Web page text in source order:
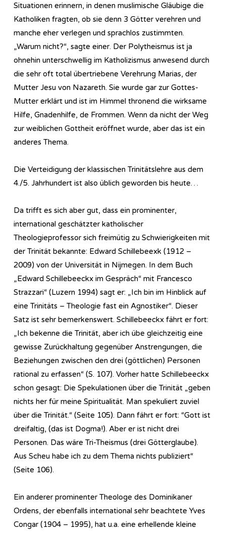
Situationen erinnern, in denen muslimische Gläubige die
Katholiken fragten, ob sie denn 3 Götter verehren und
manche eher verlegen und sprachlos zustimmten.
„Warum nicht?“, sagte einer. Der Polytheismus ist ja
ohnehin unterschwellig im Katholizismus anwesend durch
die sehr oft total übertriebene Verehrung Marias, der
Mutter Jesu von Nazareth. Sie wurde gar zur Gottes-
Mutter erklärt und ist im Himmel thronend die wirksame
Hilfe, Gnadenhilfe, de Frommen. Wenn da nicht der Weg
zur weiblichen Gottheit eröffnet wurde, aber das ist ein
anderes Thema.
Die Verteidigung der klassischen Trinitätslehre aus dem
4./5. Jahrhundert ist also üblich geworden bis heute…
Da trifft es sich aber gut, dass ein prominenter,
international geschätzter katholischer
Theologieprofessor sich freimütig zu Schwierigkeiten mit
der Trinität bekannte: Edward Schillebeexk (1912 –
2009) von der Universität in Nijmegen. In dem Buch
„Edward Schillebeeckx im Gespräch“ mit Francesco
Strazzari“ (Luzern 1994) sagt er: „Ich bin im Hinblick auf
eine Trinitäts – Theologie fast ein Agnostiker“. Dieser
Satz ist sehr bemerkenswert. Schillebeeckx fährt er fort:
„Ich bekenne die Trinität, aber ich übe gleichzeitig eine
gewisse Zurückhaltung gegenüber Anstrengungen, die
Beziehungen zwischen den drei (göttlichen) Personen
rational zu erfassen“ (S. 107). Vorher hatte Schillebeeckx
schon gesagt: Die Spekulationen über die Trinität „geben
nichts her für meine Spiritualität. Man spekuliert zuviel
über die Trinität.“ (Seite 105). Dann fährt er fort: “Gott ist
dreifaltig, (das ist Dogma!). Aber er ist nicht drei
Personen. Das wäre Tri-Theismus (drei Götterglaube).
Aus Scheu habe ich zu dem Thema nichts publiziert“
(Seite 106).
Ein anderer prominenter Theologe des Dominikaner
Ordens, der ebenfalls international sehr beachtete Yves
Congar (1904 – 1995), hat u.a. eine erhellende kleine